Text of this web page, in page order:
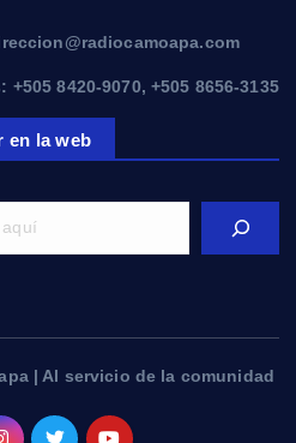
+505 8420-9070, +505 8656-3135
en la web
| Al servicio de la comunidad